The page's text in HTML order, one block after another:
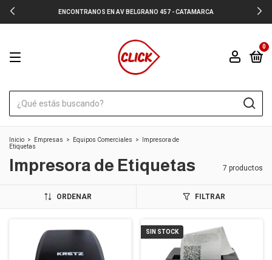
ENCONTRANOS EN AV BELGRANO 457 - CATAMARCA
0
Inicio > Empresas > Equipos Comerciales >
Impresora de
Etiquetas
Impresora de Etiquetas 7 productos
ORDENAR FILTRAR
SIN STOCK